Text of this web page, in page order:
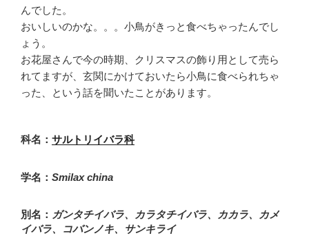
んでした。
おいしいのかな。。。小鳥がきっと食べちゃったんでし
ょう。
お花屋さんで今の時期、クリスマスの飾り用として売ら
れてますが、玄関にかけておいたら小鳥に食べられちゃ
った、という話を聞いたことがあります。
科名： サルトリイバラ科
学名： Smilax china
別名： ガンタチイバラ、 カラタチイバラ、 カカラ、カメ
イバラ、コバンノキ、サンキライ